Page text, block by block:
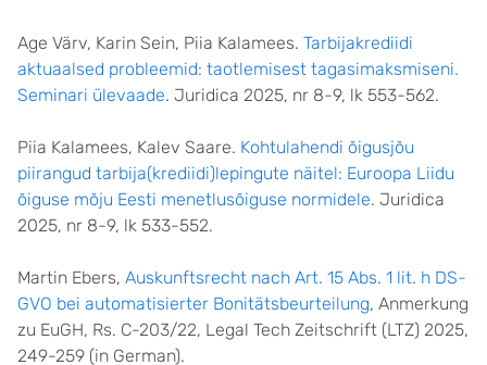
Age Värv, Karin Sein, Piia Kalamees. Tarbijakrediidi
aktuaalsed probleemid: taotlemisest tagasimaksmiseni.
Seminari ülevaade. Juridica 2025, nr 8-9, lk 553-562.
Piia Kalamees, Kalev Saare. Kohtulahendi õigusjõu
piirangud tarbija(krediidi)lepingute näitel: Euroopa Liidu
õiguse mõju Eesti menetlusõiguse normidele. Juridica
2025, nr 8-9, lk 533-552.
Martin Ebers, Auskunftsrecht nach Art. 15 Abs. 1 lit. h DS-
GVO bei automatisierter Bonitätsbeurteilung, Anmerkung
zu EuGH, Rs. C-203/22, Legal Tech Zeitschrift (LTZ) 2025,
249-259 (in German).